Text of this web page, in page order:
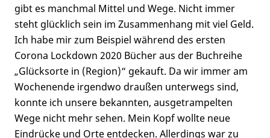
gibt es manchmal Mittel und Wege. Nicht immer
steht glücklich sein im Zusammenhang mit viel Geld.
Ich habe mir zum Beispiel während des ersten
Corona Lockdown 2020 Bücher aus der Buchreihe
„Glücksorte in (Region)“ gekauft. Da wir immer am
Wochenende irgendwo draußen unterwegs sind,
konnte ich unsere bekannten, ausgetrampelten
Wege nicht mehr sehen. Mein Kopf wollte neue
Eindrücke und Orte entdecken. Allerdings war zu